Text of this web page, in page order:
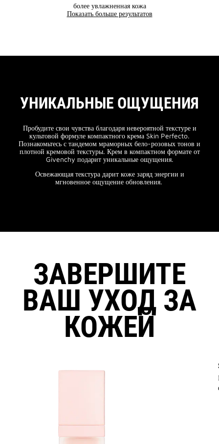
более увлажненная кожа
Показать больше результатов
УНИКАЛЬНЫЕ ОЩУЩЕНИЯ
Пробудите свои чувства благодаря невероятной текстуре и
культовой формуле компактного крема Skin Perfecto.
Познакомьтесь с тандемом мраморных бело-розовых тонов и
плотной кремовой текстуры. Крем в компактном формате от
Givenchy подарит уникальные ощущения.
Освежающая текстура дарит коже заряд энергии и
мгновенное ощущение обновления.
ЗАВЕРШИТЕ
ВАШ УХОД ЗА
КОЖЕЙ